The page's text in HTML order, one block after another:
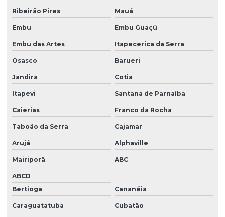
Projetos ambientais
Projetos ambientais em santa catarina
Projetos de eta
Quanto custa para se cadastrar no ibama
Relatório ambiental simplificado ras
Relatório de controle ambiental
Serviço licenciamento ambiental
Serviço de monitoramento ambiental
Serviços cadastro ibama
Tamponamento de poços
Ribeirão Pires Mauá
Embu Embu Guaçú
Embu das Artes Itapecerica da Serra
Osasco Barueri
Jandira Cotia
Itapevi Santana de Parnaíba
Caierias Franco da Rocha
Taboão da Serra Cajamar
Arujá Alphaville
Mairiporã ABC
ABCD
Bertioga
Cananéia
Caraguatatuba Cubatão